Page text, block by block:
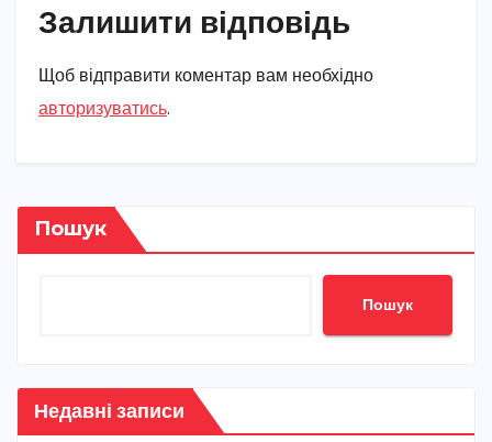
Залишити відповідь
Щоб відправити коментар вам необхідно
авторизуватись.
Пошук
Пошук
Недавні записи